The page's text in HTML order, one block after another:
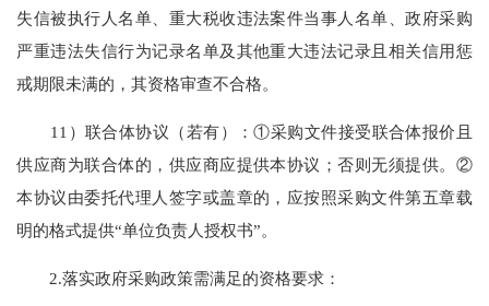
失信被执行人名单、重大税收违法案件当事人名单、政府采购
严重违法失信行为记录名单及其他重大违法记录且相关信用惩
戒期限未满的，其资格审查不合格。
11）联合体协议（若有）：①采购文件接受联合体报价且
供应商为联合体的，供应商应提供本协议；否则无须提供。②
本协议由委托代理人签字或盖章的，应按照采购文件第五章载
明的格式提供“单位负责人授权书”。
2.落实政府采购政策需满足的资格要求：